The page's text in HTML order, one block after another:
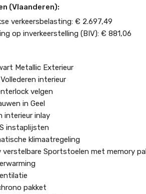
(Vlaanderen):
verkeersbelasting: € 2.697,49
op inverkeerstelling (BIV): € 881,06
Metallic Exterieur
interieur
velgen
in Geel
interieur inlay
instaplijsten
klimaatregeling
verstelbare Sportstoelen met memory
pakket